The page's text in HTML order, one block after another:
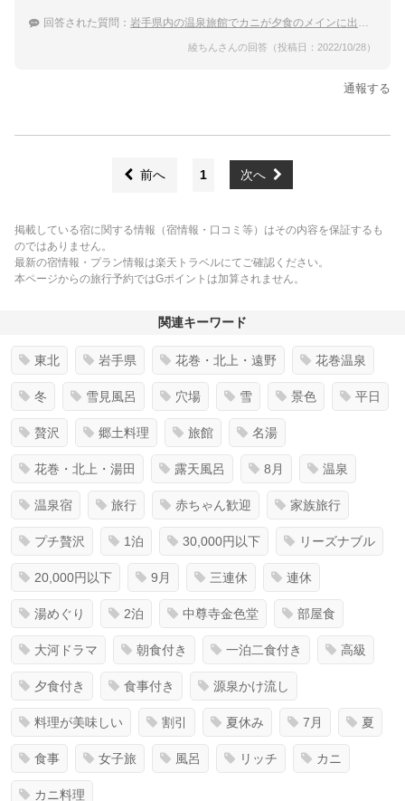
回答された質問： 岩手県内の温泉旅館でカニが夕食のメインに出てくるところをおしえて！
綾ちんさんの回答（投稿日：2022/10/28）
通報する
前へ 1 次へ
掲載している宿に関する情報（宿情報・口コミ等）はその内容を保証するも
のではありません。
最新の宿情報・プラン情報は楽天トラベルにてご確認ください。
本ページからの旅行予約ではGポイントは加算されません。
関連キーワード
東北 岩手県 花巻・北上・遠野 花巻温泉
冬 雪見風呂 穴場 雪 景色 平日
贅沢 郷土料理 旅館 名湯
花巻・北上・湯田 露天風呂 8月 温泉
温泉宿 旅行 赤ちゃん歓迎 家族旅行
プチ贅沢 1泊 30,000円以下 リーズナブル
20,000円以下 9月 三連休 連休
湯めぐり 2泊 中尊寺金色堂 部屋食
大河ドラマ 朝食付き 一泊二食付き 高級
夕食付き 食事付き 源泉かけ流し
料理が美味しい 割引 夏休み 7月 夏
食事 女子旅 風呂 リッチ カニ
カニ料理